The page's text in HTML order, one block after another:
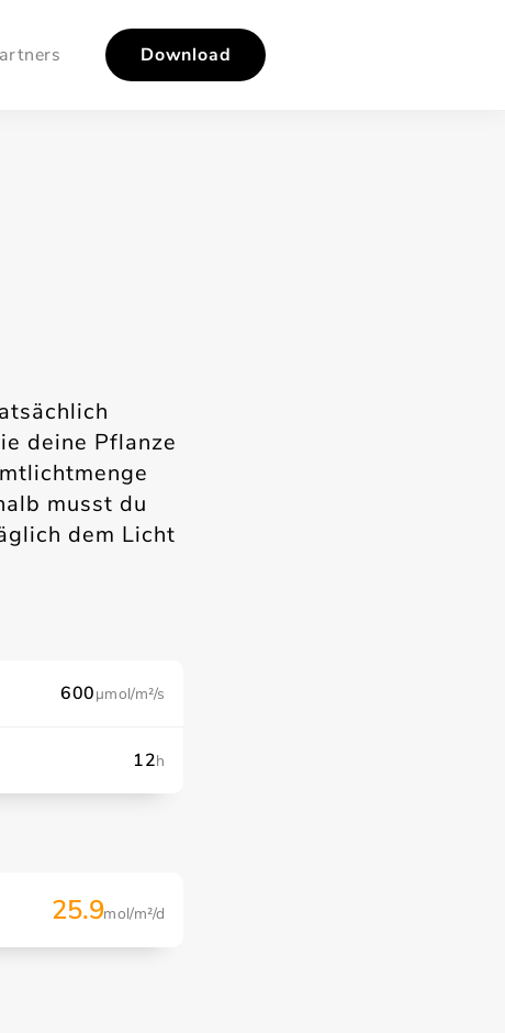
Download
deine Pflanze
musst du
dem Licht
µmol/m²/s
h
25.9mol/m²/d